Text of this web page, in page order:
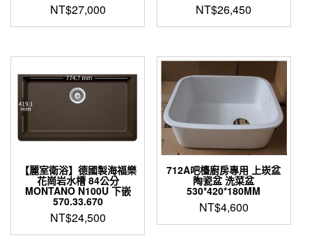
選
擇
項
NT$27,000
此
品
有
多
種
可
產
品
頁
選
擇
NT$26,450
【麗室衛浴】德國製海福樂
花崗岩水槽 84公分
MONTANO N100U 下嵌
570.33.670
NT$24,500
此
712A吧檯廚房專用 上崁盆
陶瓷盆 洗菜盆
530*420*180MM
NT$4,600